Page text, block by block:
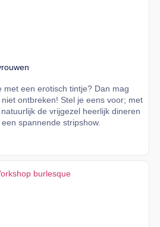
met een erotisch tintje? Dan mag
ontbreken! Stel je eens voor; met
de vrijgezel heerlijk dineren
spannende stripshow.